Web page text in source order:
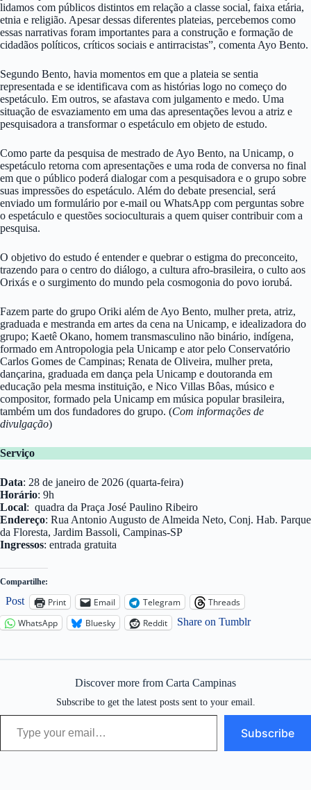
lidamos com públicos distintos em relação a classe social, faixa etária,
etnia e religião. Apesar dessas diferentes plateias, percebemos como
essas narrativas foram importantes para a construção e formação de
cidadãos políticos, críticos sociais e antirracistas”, comenta Ayo Bento.
Segundo Bento, havia momentos em que a plateia se sentia
representada e se identificava com as histórias logo no começo do
espetáculo. Em outros, se afastava com julgamento e medo. Uma
situação de esvaziamento em uma das apresentações levou a atriz e
pesquisadora a transformar o espetáculo em objeto de estudo.
Como parte da pesquisa de mestrado de Ayo Bento, na Unicamp, o
espetáculo retorna com apresentações e uma roda de conversa no final
em que o público poderá dialogar com a pesquisadora e o grupo sobre
suas impressões do espetáculo. Além do debate presencial, será
enviado um formulário por e-mail ou WhatsApp com perguntas sobre
o espetáculo e questões socioculturais a quem quiser contribuir com a
pesquisa.
O objetivo do estudo é entender e quebrar o estigma do preconceito,
trazendo para o centro do diálogo, a cultura afro-brasileira, o culto aos
Orixás e o surgimento do mundo pela cosmogonia do povo iorubá.
Fazem parte do grupo Oriki além de Ayo Bento, mulher preta, atriz,
graduada e mestranda em artes da cena na Unicamp, e idealizadora do
grupo; Kaetê Okano, homem transmasculino não binário, indígena,
formado em Antropologia pela Unicamp e ator pelo Conservatório
Carlos Gomes de Campinas; Renata de Oliveira, mulher preta,
dançarina, graduada em dança pela Unicamp e doutoranda em
educação pela mesma instituição, e Nico Villas Bôas, músico e
compositor, formado pela Unicamp em música popular brasileira,
também um dos fundadores do grupo. (Com informações de
divulgação)
Serviço
Data: 28 de janeiro de 2026 (quarta-feira)
Horário: 9h
Local: quadra da Praça José Paulino Ribeiro
Endereço: Rua Antonio Augusto de Almeida Neto, Conj. Hab. Parque
da Floresta, Jardim Bassoli, Campinas-SP
Ingressos: entrada gratuita
Compartilhe:
Post Print Email Telegram
Threads
WhatsApp
Bluesky Reddit Share on Tumblr
Discover more from Carta Campinas
Subscribe to get the latest posts sent to your email.
Type your email…
Subscribe